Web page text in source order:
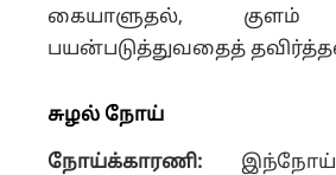
கையாளுதல், குளம்
பயன்படுத்துவதைத்
சுழல் நோய்
நோய்க்காரணி: